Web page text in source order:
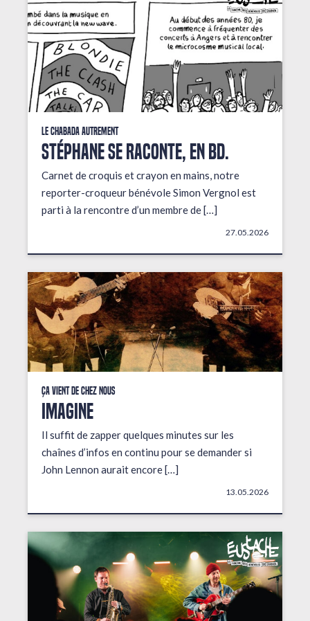
Le Chabada autrement
STÉPHANE SE RACONTE, EN BD.
Carnet de croquis et crayon en mains, notre
reporter-croqueur bénévole Simon Vergnol est
parti à la rencontre d’un membre de […]
27.05.2026
Ça vient de chez nous
IMAGINE
Il suffit de zapper quelques minutes sur les
chaînes d’infos en continu pour se demander si
John Lennon aurait encore […]
13.05.2026